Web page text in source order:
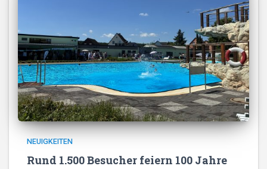
NEUIGKEITEN
Rund 1.500 Besucher feiern 100 Jahre